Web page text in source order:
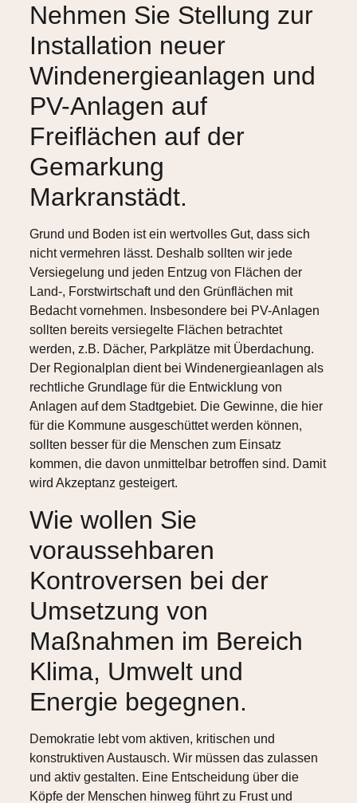
Nehmen Sie Stellung zur
Installation neuer
Windenergieanlagen und
PV-Anlagen auf
Freiflächen auf der
Gemarkung
Markranstädt.
Grund und Boden ist ein wertvolles Gut, dass sich
nicht vermehren lässt. Deshalb sollten wir jede
Versiegelung und jeden Entzug von Flächen der
Land-, Forstwirtschaft und den Grünflächen mit
Bedacht vornehmen. Insbesondere bei PV-Anlagen
sollten bereits versiegelte Flächen betrachtet
werden, z.B. Dächer, Parkplätze mit Überdachung.
Der Regionalplan dient bei Windenergieanlagen als
rechtliche Grundlage für die Entwicklung von
Anlagen auf dem Stadtgebiet. Die Gewinne, die hier
für die Kommune ausgeschüttet werden können,
sollten besser für die Menschen zum Einsatz
kommen, die davon unmittelbar betroffen sind. Damit
wird Akzeptanz gesteigert.
Wie wollen Sie
voraussehbaren
Kontroversen bei der
Umsetzung von
Maßnahmen im Bereich
Klima, Umwelt und
Energie begegnen.
Demokratie lebt vom aktiven, kritischen und
konstruktiven Austausch. Wir müssen das zulassen
und aktiv gestalten. Eine Entscheidung über die
Köpfe der Menschen hinweg führt zu Frust und